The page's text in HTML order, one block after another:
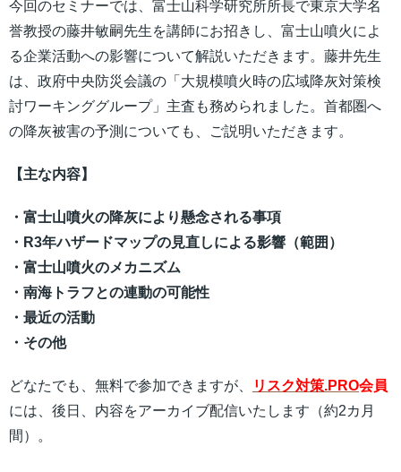
今回のセミナーでは、富士山科学研究所所長で東京大学名
誉教授の藤井敏嗣先生を講師にお招きし、富士山噴火によ
る企業活動への影響について解説いただきます。藤井先生
は、政府中央防災会議の「大規模噴火時の広域降灰対策検
討ワーキンググループ」主査も務められました。首都圏へ
の降灰被害の予測についても、ご説明いただきます。
【主な内容】
・富士山噴火の降灰により懸念される事項
・R3年ハザードマップの見直しによる影響（範囲）
・富士山噴火のメカニズム
・南海トラフとの連動の可能性
・最近の活動
・その他
どなたでも、無料で参加できますが、 リスク対策.PRO会員
には、後日、内容をアーカイブ配信いたします（約2カ月
間）。